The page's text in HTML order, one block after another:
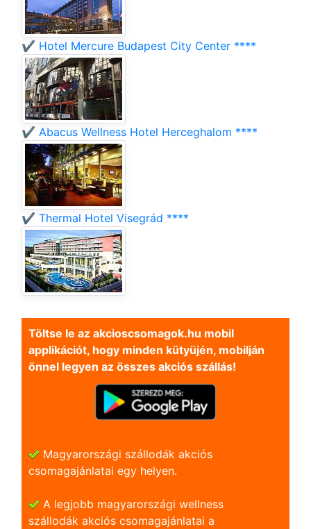
✔️ Hotel Mercure Budapest City Center ****
✔️ Abacus Wellness Hotel Herceghalom ****
✔️ Thermal Hotel Visegrád ****
Töltse le az akcioscsomagok.hu mobil
applikációt, hogy minden kütyüjén, mobilján
önnel legyen az összes akciós szállás!
Magyarországi szállodák akciós
csomagajánlatai egy helyen.
A legjobb magyarországi wellness
szállodák akciós csomagajánlatai a